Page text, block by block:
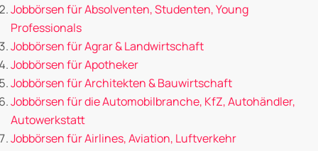
Jobbörsen für Absolventen, Studenten, Young
Professionals
Jobbörsen für Agrar & Landwirtschaft
Jobbörsen für Apotheker
Jobbörsen für Architekten & Bauwirtschaft
Jobbörsen für die Automobilbranche, KfZ, Autohändler,
Autowerkstatt
Jobbörsen für Airlines, Aviation, Luftverkehr